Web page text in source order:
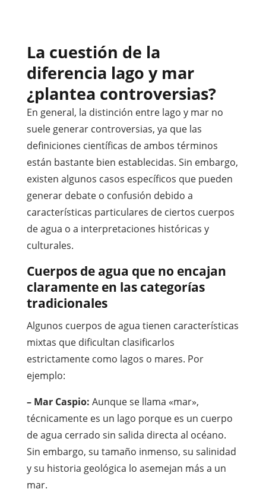
La cuestión de la
diferencia lago y mar
¿plantea controversias?
En general, la distinción entre lago y mar no
suele generar controversias, ya que las
definiciones científicas de ambos términos
están bastante bien establecidas. Sin embargo,
existen algunos casos específicos que pueden
generar debate o confusión debido a
características particulares de ciertos cuerpos
de agua o a interpretaciones históricas y
culturales.
Cuerpos de agua que no encajan
claramente en las categorías
tradicionales
Algunos cuerpos de agua tienen características
mixtas que dificultan clasificarlos
estrictamente como lagos o mares. Por
ejemplo:
– Mar Caspio: Aunque se llama «mar»,
técnicamente es un lago porque es un cuerpo
de agua cerrado sin salida directa al océano.
Sin embargo, su tamaño inmenso, su salinidad
y su historia geológica lo asemejan más a un
mar.